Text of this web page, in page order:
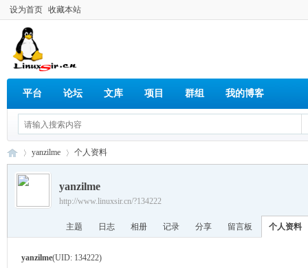
设为首页 收藏本站
平台 论坛 文库 项目 群组 我的博客
yanzilme 个人资料
yanzilme
http://www.linuxsir.cn/?134222
主题 日志 相册 记录 分享 留言板 个人资料
yanzilme(UID: 134222)